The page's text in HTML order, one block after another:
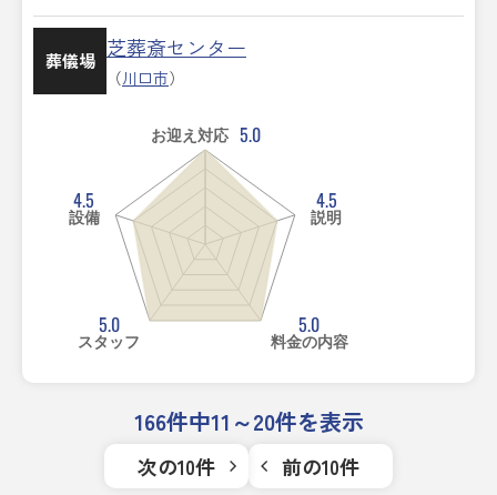
葬儀場 芝葬斎センター
（川口市）
お迎え対応 5.0
4.5
説明
5.0
料金の内容
5.0
スタッフ
4.5
設備
166件中11～20件を表示
前の10件
次の10件